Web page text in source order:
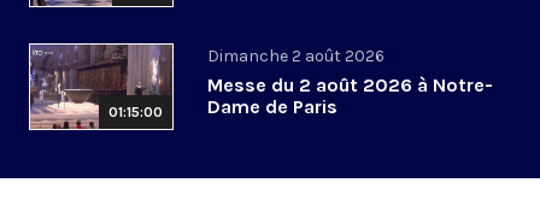
01:15:00
Dimanche 2 août 2026
Messe du 2 août 2026 à Notre-
Dame de Paris